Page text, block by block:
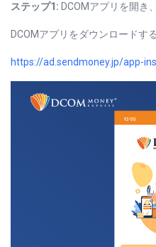
ステップ1: DCOMアプリを開き
DCOMアプリをダウンロードす
https://ad.sendmoney.jp/app-